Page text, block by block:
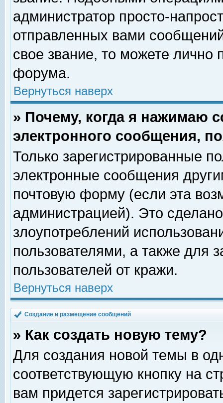
администратор просто-
отправленных вами
свое звание, то можете лично
форума.
Вернуться наверх
» Почему, когда я нажимаю
электронного сообщения,
Только зарегистрированные
электронные сообщения
почтовую форму (если эта
администрацией). Это
злоупотреблений
пользователями, а также для
пользователей от кражи.
Вернуться наверх
Создание и размещение сообщений
» Как создать новую тему?
Для создания новой темы в
соответствующую кнопку на
вам придется